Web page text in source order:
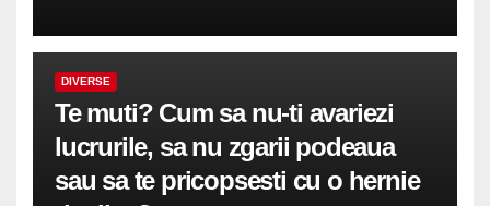
DIVERSE
Te muti? Cum sa nu-ti avariezi
lucrurile, sa nu zgarii podeaua
sau sa te pricopsesti cu o hernie